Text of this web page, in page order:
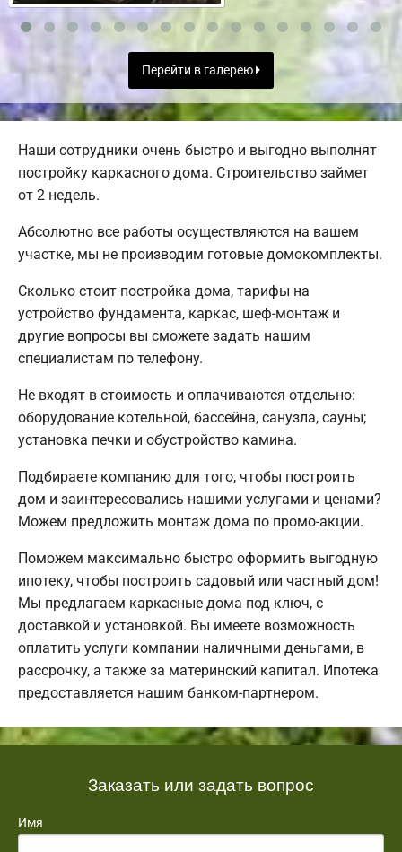
Перейти в галерею
Наши сотрудники очень быстро и выгодно выполнят
постройку каркасного дома. Строительство займет
от 2 недель.
Абсолютно все работы осуществляются на вашем
участке, мы не производим готовые домокомплекты.
Сколько стоит постройка дома, тарифы на
устройство фундамента, каркас, шеф-монтаж и
другие вопросы вы сможете задать нашим
специалистам по телефону.
Не входят в стоимость и оплачиваются отдельно:
оборудование котельной, бассейна, санузла, сауны;
установка печки и обустройство камина.
Подбираете компанию для того, чтобы построить
дом и заинтересовались нашими услугами и ценами?
Можем предложить монтаж дома по промо-акции.
Поможем максимально быстро оформить выгодную
ипотеку, чтобы построить садовый или частный дом!
Мы предлагаем каркасные дома под ключ, с
доставкой и установкой. Вы имеете возможность
оплатить услуги компании наличными деньгами, в
рассрочку, а также за материнский капитал. Ипотека
предоставляется нашим банком-партнером.
Заказать или задать вопрос
Имя